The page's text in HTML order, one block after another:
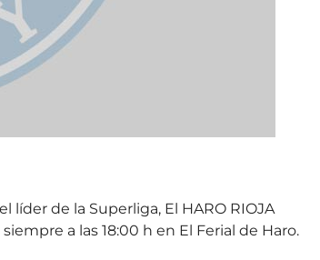
de la Superliga, El HARO RIOJA
a las 18:00 h en El Ferial de Haro.